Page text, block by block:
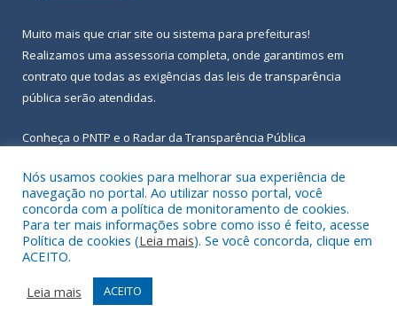
Muito mais que criar site ou sistema para prefeituras!
Realizamos uma assessoria completa, onde garantimos em
contrato que todas as exigências das leis de transparência
pública serão atendidas.
Conheça o PNTP e o Radar da Transparência Pública
Todos os direitos reservados a Prefeitura Municipal de Igarapé-
Açu.
Frequência Online
Acessar Área Administrativa
Nós usamos cookies para melhorar sua experiência de
navegação no portal. Ao utilizar nosso portal, você
concorda com a política de monitoramento de cookies.
Para ter mais informações sobre como isso é feito, acesse
Política de cookies (Leia mais). Se você concorda, clique em
ACEITO.
Leia mais
ACEITO